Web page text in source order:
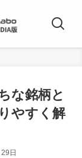
な銘柄と
やすく解
日